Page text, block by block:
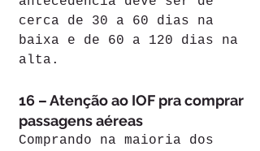
cerca de 30 a 60 dias na
baixa e de 60 a 120 dias na
alta.
16 – Atenção ao IOF pra comprar
passagens aéreas
Comprando na maioria dos